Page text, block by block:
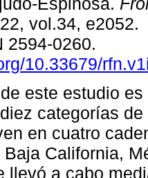
vol.34,
2594-0260.
10.33679/
este estudio
categorías
en cuatro
Baja California,
llevó a cabo